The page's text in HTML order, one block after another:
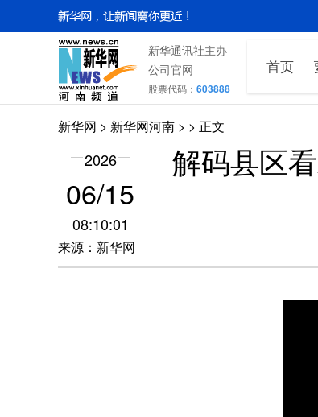
新华通讯社主办
公司官网
股票代码： 603888
首页
新华网 > 新华网河南 > > 正文
2026
06/15
08:10:01
来源：新华网
解码县区